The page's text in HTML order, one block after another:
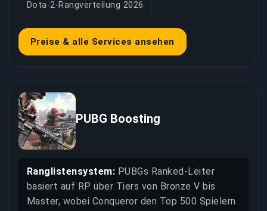
Dota-2-Rangverteilung 2026
Preise & alle Services ansehen
PUBG Boosting
Ranglistensystem: PUBGs Ranked-Leiter
basiert auf RP über Tiers von Bronze V bis
Master, wobei Conqueror den Top 500 Spielern